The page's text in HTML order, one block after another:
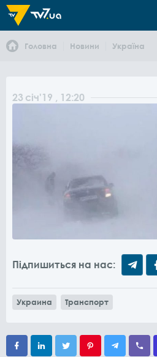
Головна Новини Україна
23 січ'19 , 12:20
Підпишиться на нас:
Украина Транспорт